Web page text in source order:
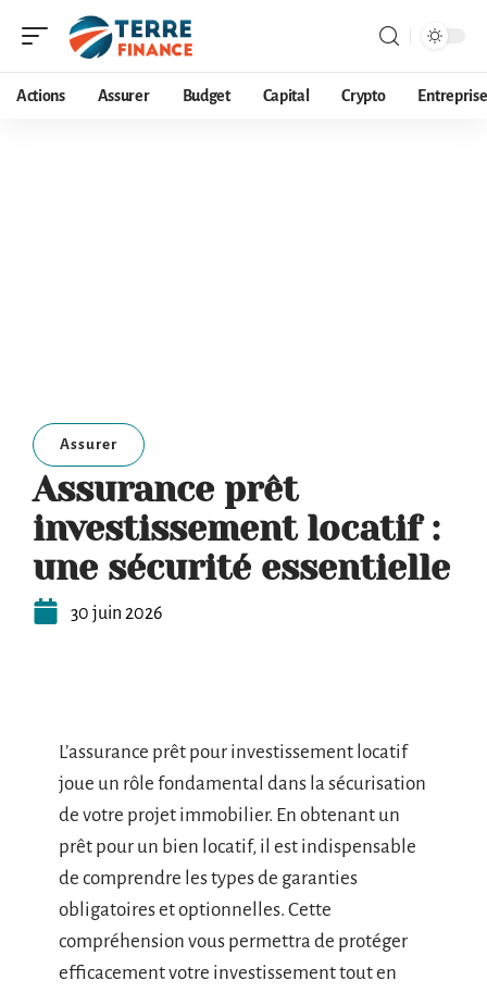
Actions Assurer Budget Capital Crypto Entreprise
Assurer
Assurance prêt
investissement locatif :
une sécurité essentielle
30 juin 2026
L’assurance prêt pour investissement locatif
joue un rôle fondamental dans la sécurisation
de votre projet immobilier. En obtenant un
prêt pour un bien locatif, il est indispensable
de comprendre les types de garanties
obligatoires et optionnelles. Cette
compréhension vous permettra de protéger
efficacement votre investissement tout en